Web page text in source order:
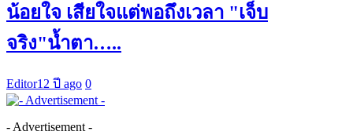
น้อยใจ เสียใจแต่พอถึงเวลา "เจ็บ
จริง"น้ำตา…..
Editor12 ปี ago 0
- Advertisement -